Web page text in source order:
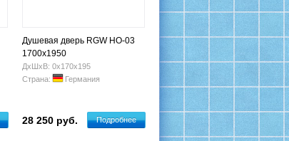
Душевая дверь RGW HO-03
1700x1950
ДхШхВ: 0х170х195
Страна:
Германия
28 250 руб. Подробнее